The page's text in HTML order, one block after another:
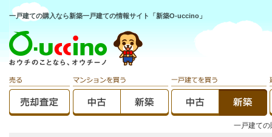
一戸建ての購入なら新築一戸建ての情報サイト「新築O-uccino」
一戸建て